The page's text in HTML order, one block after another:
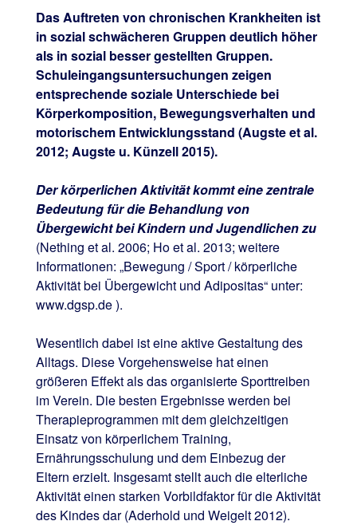
Das Auftreten von chronischen Krankheiten ist
in sozial schwächeren Gruppen deutlich höher
als in sozial besser gestellten Gruppen.
Schuleingangsuntersuchungen zeigen
entsprechende soziale Unterschiede bei
Körperkomposition, Bewegungsverhalten und
motorischem Entwicklungsstand (Augste et al.
2012; Augste u. Künzell 2015).
Der körperlichen Aktivität kommt eine zentrale
Bedeutung für die Behandlung von
Übergewicht bei Kindern und Jugendlichen zu
(Nething et al. 2006; Ho et al. 2013; weitere
Informationen: „Bewegung / Sport / körperliche
Aktivität bei Übergewicht und Adipositas“ unter:
www.dgsp.de ).
Wesentlich dabei ist eine aktive Gestaltung des
Alltags. Diese Vorgehensweise hat einen
größeren Effekt als das organisierte Sporttreiben
im Verein. Die besten Ergebnisse werden bei
Therapieprogrammen mit dem gleichzeitigen
Einsatz von körperlichem Training,
Ernährungsschulung und dem Einbezug der
Eltern erzielt. Insgesamt stellt auch die elterliche
Aktivität einen starken Vorbildfaktor für die Aktivität
des Kindes dar (Aderhold und Weigelt 2012).